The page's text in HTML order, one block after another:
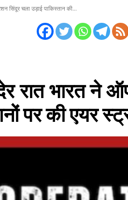
चला उड़ाई पाकिस्तान की...
रात भारत ने
पर की एयर